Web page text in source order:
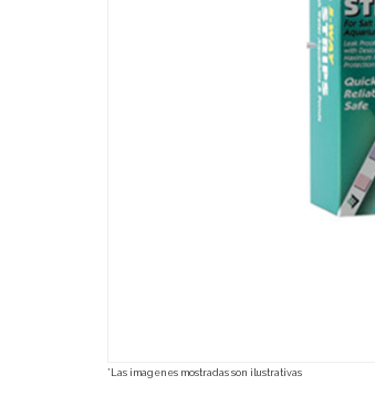
*Las imagenes mostradas son ilustrativas